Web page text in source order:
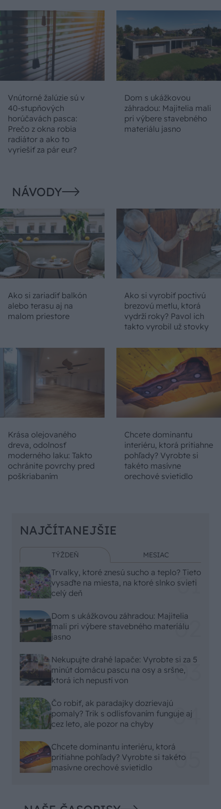
Vnútorné žalúzie sú v
40-stupňových
horúčavách pasca:
Prečo z okna robia
radiátor a ako to
vyriešiť za pár eur?
Dom s ukážkovou
záhradou: Majitelia mali
pri výbere stavebného
materiálu jasno
NÁVODY
Ako si zariadiť balkón
alebo terasu aj na
malom priestore
Ako si vyrobiť poctivú
brezovú metlu, ktorá
vydrží roky? Pavol ich
takto vyrobil už stovky
Krása olejovaného
dreva, odolnosť
moderného laku: Takto
ochránite povrchy pred
poškriabaním
Chcete dominantu
interiéru, ktorá pritiahne
pohľady? Vyrobte si
takéto masívne
orechové svietidlo
NAJČÍTANEJŠIE
TÝŽDEŇ MESIAC
Trvalky, ktoré znesú sucho a teplo? Tieto
vysaďte na miesta, na ktoré slnko svieti
celý deň
Dom s ukážkovou záhradou: Majitelia
mali pri výbere stavebného materiálu
jasno
Nekupujte drahé lapače: Vyrobte si za 5
minút domácu pascu na osy a sršne,
ktorá ich nepustí von
Čo robiť, ak paradajky dozrievajú
pomaly? Trik s odlisťovaním funguje aj
cez leto, ale pozor na chyby
Chcete dominantu interiéru, ktorá
pritiahne pohľady? Vyrobte si takéto
masívne orechové svietidlo